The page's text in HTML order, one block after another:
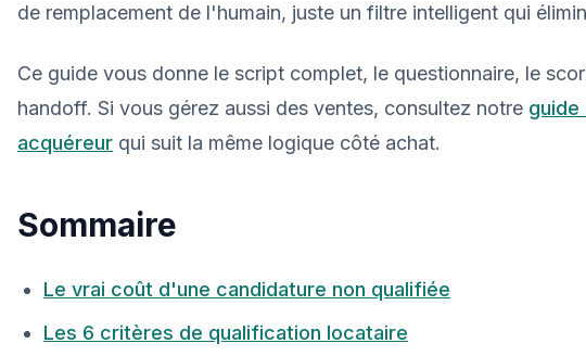
de remplacement de l'humain, juste un filtre intelligent qui
Ce guide vous donne le script complet, le questionnaire, le
handoff. Si vous gérez aussi des ventes, consultez notre guide
acquéreur qui suit la même logique côté achat.
Sommaire
Le vrai coût d'une candidature non qualifiée
Les 6 critères de qualification locataire